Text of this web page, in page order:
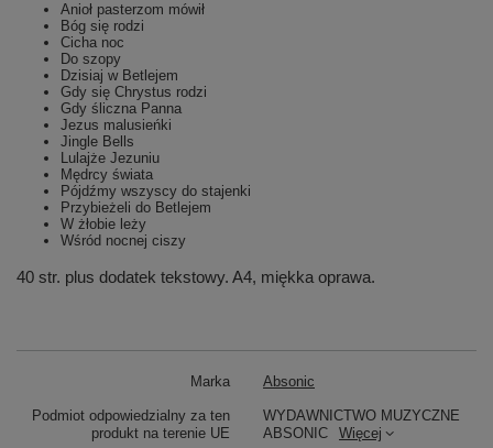
Anioł pasterzom mówił
Bóg się rodzi
Cicha noc
Do szopy
Dzisiaj w Betlejem
Gdy się Chrystus rodzi
Gdy śliczna Panna
Jezus malusieńki
Jingle Bells
Lulajże Jezuniu
Mędrcy świata
Pójdźmy wszyscy do stajenki
Przybieżeli do Betlejem
W żłobie leży
Wśród nocnej ciszy
40 str. plus dodatek tekstowy. A4, miękka oprawa.
Marka Absonic
Podmiot odpowiedzialny za ten
produkt na terenie UE
WYDAWNICTWO MUZYCZNE
ABSONIC
Więcej